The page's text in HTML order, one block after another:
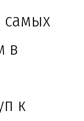
самых
в
к